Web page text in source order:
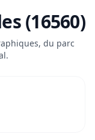
(16560)
du parc